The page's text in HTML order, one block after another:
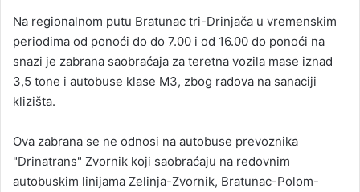
Na regionalnom putu Bratunac tri-Drinjača u vremenskim
periodima od ponoći do do 7.00 i od 16.00 do ponoći na
snazi je zabrana saobraćaja za teretna vozila mase iznad
3,5 tone i autobuse klase M3, zbog radova na sanaciji
klizišta.
Ova zabrana se ne odnosi na autobuse prevoznika
"Drinatrans" Zvornik koji saobraćaju na redovnim
autobuskim linijama Zelinja-Zvornik, Bratunac-Polom-